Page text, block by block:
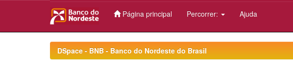
Página principal Percorrer: Ajuda
DSpace - BNB - Banco do Nordeste do Brasil